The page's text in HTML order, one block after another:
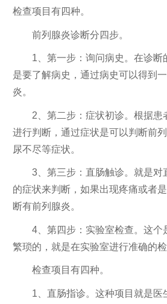
检查项目有四种。
前列腺炎诊断分四步。
1、第一步：询问病史。在诊断
是要了解病史，通过病史可以得到
炎。
2、第二步：症状初诊。根据患
进行判断，通过症状是可以判断前
尿不尽等症状。
3、第三步：直肠触诊。就是对
的症状来判断，如果出现疼痛或者
断有前列腺炎。
4、第四步：实验室检查。这个
繁琐的，就是在实验室进行准确的检
检查项目有四种。
1、直肠指诊。这种项目就是医